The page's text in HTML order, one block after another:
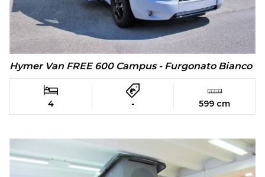
Hymer Van FREE 600 Campus - Furgonato Bianco
4 - 599 cm